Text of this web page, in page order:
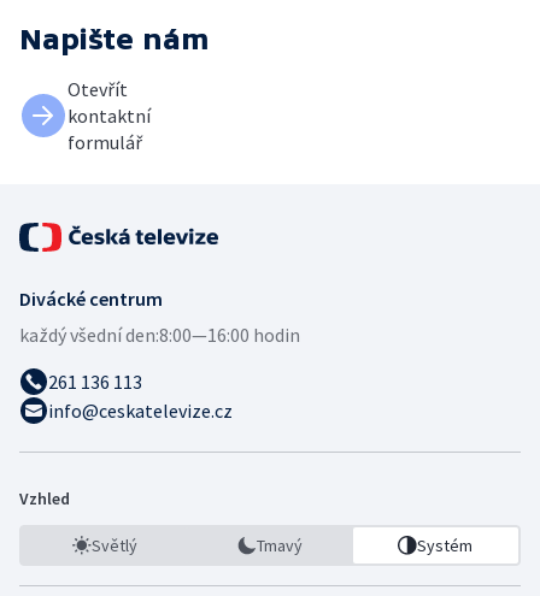
Napište nám
Otevřít
kontaktní
formulář
Divácké centrum
každý všední den:8:00—16:00 hodin
261 136 113
info@ceskatelevize.cz
Vzhled
Světlý Tmavý Systém